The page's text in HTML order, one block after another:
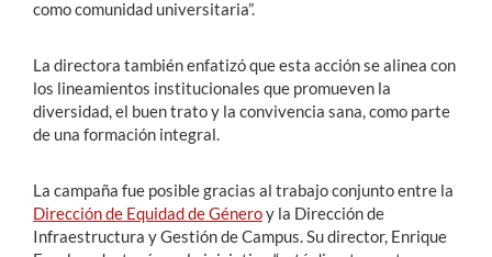
como comunidad universitaria”.
La directora también enfatizó que esta acción se alinea con
los lineamientos institucionales que promueven la
diversidad, el buen trato y la convivencia sana, como parte
de una formación integral.
La campaña fue posible gracias al trabajo conjunto entre la
Dirección de Equidad de Géneroy la Dirección de
Infraestructura y Gestión de Campus. Su director, Enrique